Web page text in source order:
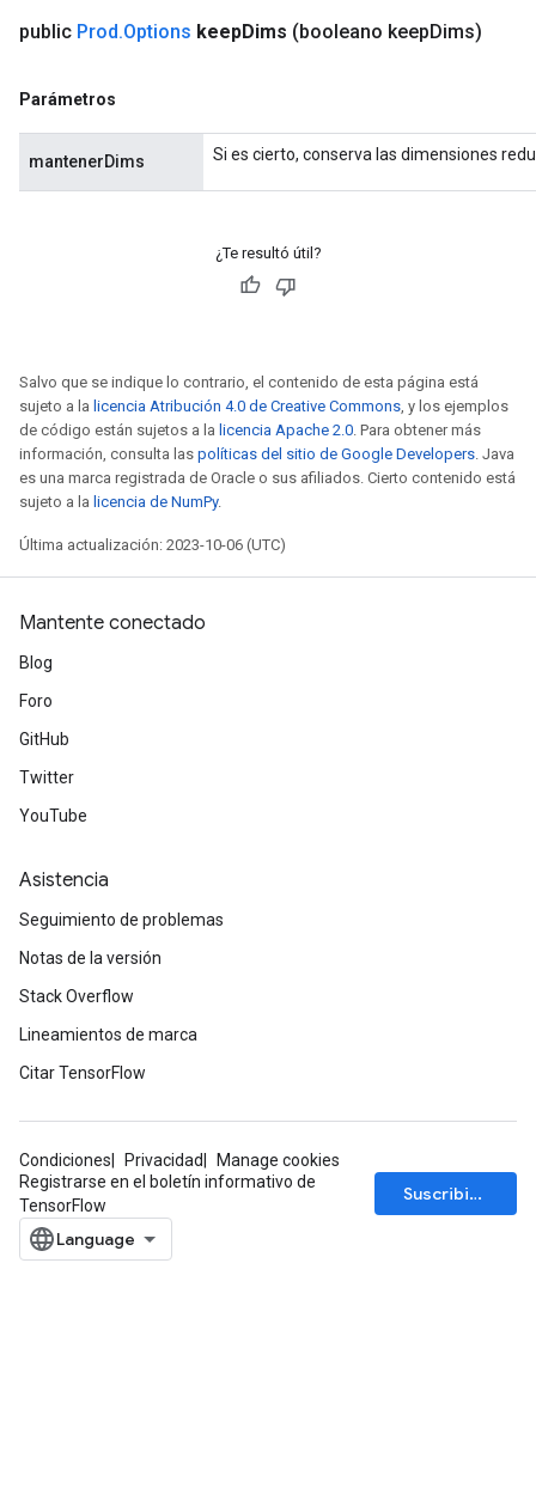
public Prod.Options keepDims (booleano keepDims)
Parámetros
mantenerDims Si es cierto, conserva las dimensiones
¿Te resultó útil?
Salvo que se indique lo contrario, el contenido de esta página está
sujeto a la licencia Atribución 4.0 de Creative Commons, y los ejemplos
de código están sujetos a la licencia Apache 2.0. Para obtener más
información, consulta las políticas del sitio de Google Developers. Java
es una marca registrada de Oracle o sus afiliados. Cierto contenido está
sujeto a la licencia de NumPy.
Última actualización: 2023-10-06 (UTC)
Mantente conectado
Blog
Foro
GitHub
Twitter
YouTube
Asistencia
Seguimiento de problemas
Notas de la versión
Stack Overflow
Lineamientos de marca
Citar TensorFlow
Condiciones Privacidad
Manage cookies
Registrarse en el boletín informativo de
TensorFlow
Suscribirse